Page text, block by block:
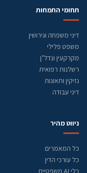
תחומי התמחות
דיני משפחה וגירושין
משפט פלילי
מקרקעין ונדל"ן
רשלנות רפואית
נזיקין ותאונות
דיני עבודה
ניווט מהיר
כל המאמרים
כל עורכי הדין
כלי AI משפטיים